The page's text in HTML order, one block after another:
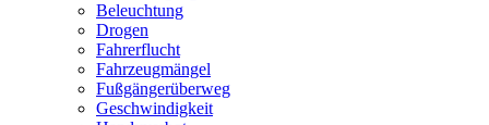
Beleuchtung
Drogen
Fahrerflucht
Fahrzeugmängel
Fußgängerüberweg
Geschwindigkeit